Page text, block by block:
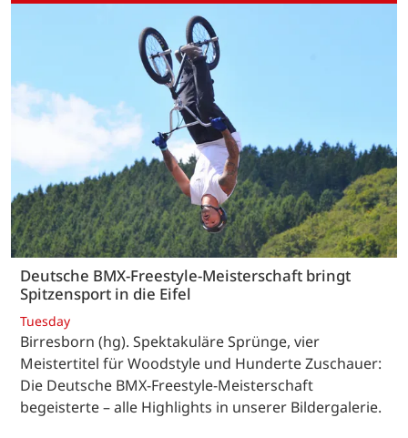
Deutsche BMX-Freestyle-Meisterschaft bringt
Spitzensport in die Eifel
Tuesday
Birresborn (hg). Spektakuläre Sprünge, vier
Meistertitel für Woodstyle und Hunderte Zuschauer:
Die Deutsche BMX-Freestyle-Meisterschaft
begeisterte – alle Highlights in unserer Bildergalerie.